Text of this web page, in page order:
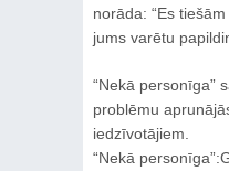
norāda: “Es
jums varētu
“Nekā personīga”
problēmu
iedzīvotājiem.
“Nekā